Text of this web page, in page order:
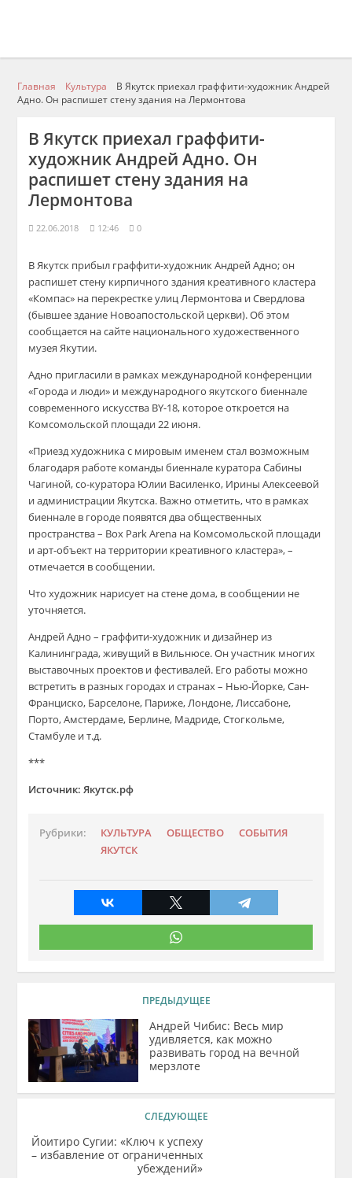
Главная Культура
В Якутск приехал граффити-художник Андрей
Адно. Он распишет стену здания на Лермонтова
В Якутск приехал граффити-
художник Андрей Адно. Он
распишет стену здания на
Лермонтова
22.06.2018 12:46 0
В Якутск прибыл граффити-художник Андрей Адно; он
распишет стену кирпичного здания креативного кластера
«Компас» на перекрестке улиц Лермонтова и Свердлова
(бывшее здание Новоапостольской церкви). Об этом
сообщается на сайте национального художественного
музея Якутии.
Адно пригласили в рамках международной конференции
«Города и люди» и международного якутского биеннале
современного искусства BY-18, которое откроется на
Комсомольской площади 22 июня.
«Приезд художника с мировым именем стал возможным
благодаря работе команды биеннале куратора Сабины
Чагиной, со-куратора Юлии Василенко, Ирины Алексеевой
и администрации Якутска. Важно отметить, что в рамках
биеннале в городе появятся два общественных
пространства – Box Park Arena на Комсомольской площади
и арт-объект на территории креативного кластера», –
отмечается в сообщении.
Что художник нарисует на стене дома, в сообщении не
уточняется.
Андрей Адно – граффити-художник и дизайнер из
Калининграда, живущий в Вильнюсе. Он участник многих
выставочных проектов и фестивалей. Его работы можно
встретить в разных городах и странах – Нью-Йорке, Сан-
Франциско, Барселоне, Париже, Лондоне, Лиссабоне,
Порто, Амстердаме, Берлине, Мадриде, Стогкольме,
Стамбуле и т.д.
***
Источник: Якутск.рф
Рубрики: КУЛЬТУРА ОБЩЕСТВО
СОБЫТИЯ
ЯКУТСК
ПРЕДЫДУЩЕЕ
Андрей Чибис: Весь мир
удивляется, как можно
развивать город на вечной
мерзлоте
СЛЕДУЮЩЕЕ
Йоитиро Сугии: «Ключ к успеху
– избавление от ограниченных
убеждений»